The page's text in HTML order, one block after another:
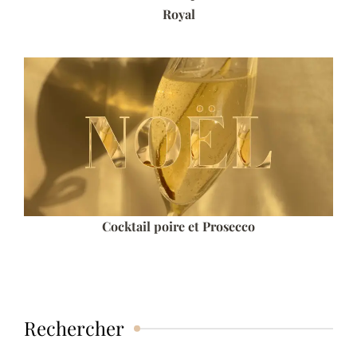
Royal
Cocktail poire et Prosecco
Rechercher